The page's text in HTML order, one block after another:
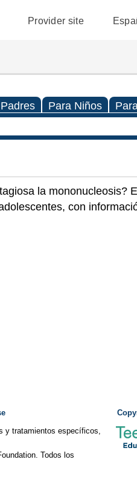
Provider site
Para Niños
la mononucleosis?
con
y tratamientos específicos,
Todos los